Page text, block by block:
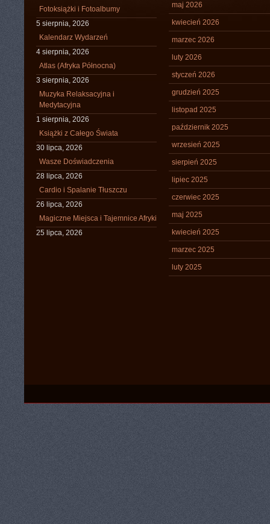
Fotoksiążki i Fotoalbumy
5 sierpnia, 2026
Kalendarz Wydarzeń
4 sierpnia, 2026
Atlas (Afryka Północna)
3 sierpnia, 2026
Muzyka Relaksacyjna i
Medytacyjna
1 sierpnia, 2026
Książki z Całego Świata
30 lipca, 2026
Wasze Doświadczenia
28 lipca, 2026
Cardio i Spalanie Tłuszczu
26 lipca, 2026
Magiczne Miejsca i Tajemnice Afryki
25 lipca, 2026
maj 2026
kwiecień 2026
marzec 2026
luty 2026
styczeń 2026
grudzień 2025
listopad 2025
październik 2025
wrzesień 2025
sierpień 2025
lipiec 2025
czerwiec 2025
maj 2025
kwiecień 2025
marzec 2025
luty 2025